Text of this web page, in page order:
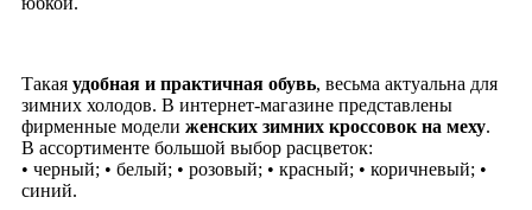
Такая удобная и практичная обувь, весьма актуальна для
зимних холодов. В интернет-магазине представлены
фирменные модели женских зимних кроссовок на меху.
В ассортименте большой выбор расцветок:
• черный; • белый; • розовый; • красный; • коричневый; •
синий.